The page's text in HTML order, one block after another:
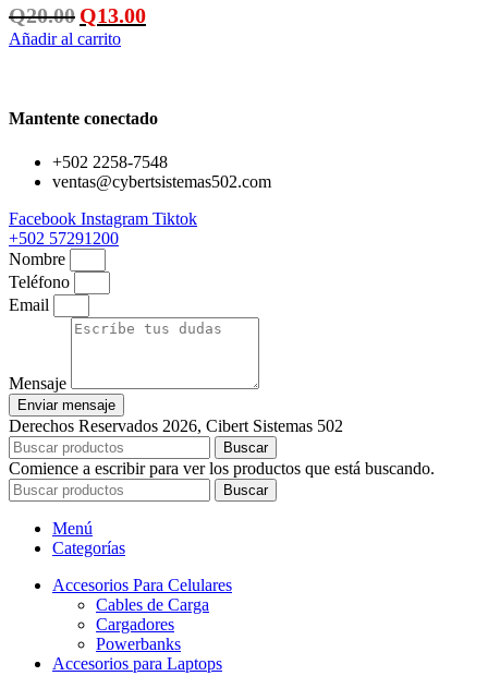
Q20.00 El
precio
original
Q13.00El
precio
Añadir al carrito
Mantente conectado
+502 2258-7548
ventas@cybertsistemas502.com
Facebook Instagram Tiktok
+502 57291200
Nombre
Teléfono
Email
Mensaje
Enviar mensaje
Derechos Reservados 2026, Cibert Sistemas 502
Buscar
Comience a escribir para ver los productos que está buscando.
Buscar
Menú
Categorías
Accesorios Para Celulares
Cables de Carga
Cargadores
Powerbanks
Accesorios para Laptops